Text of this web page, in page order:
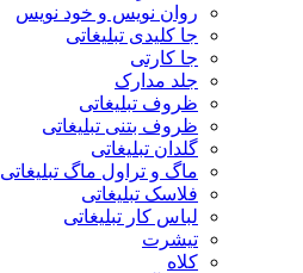
روان نویس و خود نویس
جا کلیدی تبلیغاتی
جا کارتی
جلد مدارک
ظروف تبلیغاتی
ظروف بتنی تبلیغاتی
گلدان تبلیغاتی
ماگ و تراول ماگ تبلیغاتی
فلاسک تبلیغاتی
لباس کار تبلیغاتی
تیشرت
کلاه